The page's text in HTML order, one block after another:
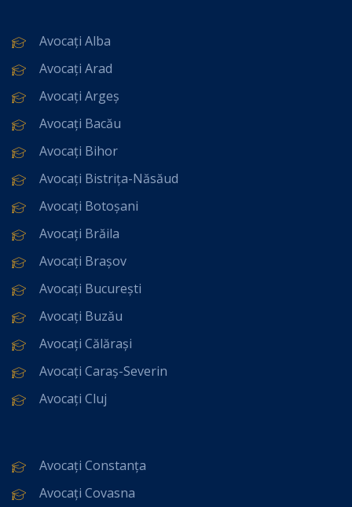
Avocați Alba
Avocați Arad
Avocați Argeș
Avocați Bacău
Avocați Bihor
Avocați Bistrița-Năsăud
Avocați Botoșani
Avocați Brăila
Avocați Brașov
Avocați București
Avocați Buzău
Avocați Călărași
Avocați Caraș-Severin
Avocați Cluj
Avocați Constanța
Avocați Covasna